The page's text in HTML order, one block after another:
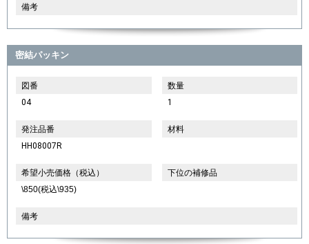
備考
密結パッキン
図番
04
数量
1
発注品番
HH08007R
材料
希望小売価格（税込）
\850(税込\935)
下位の補修品
備考